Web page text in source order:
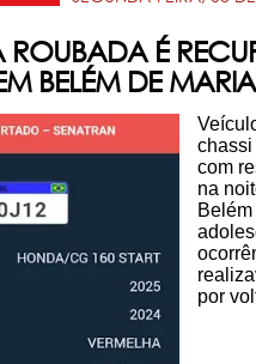
É
BELÉM DE MARIA
chassi
com
na
por